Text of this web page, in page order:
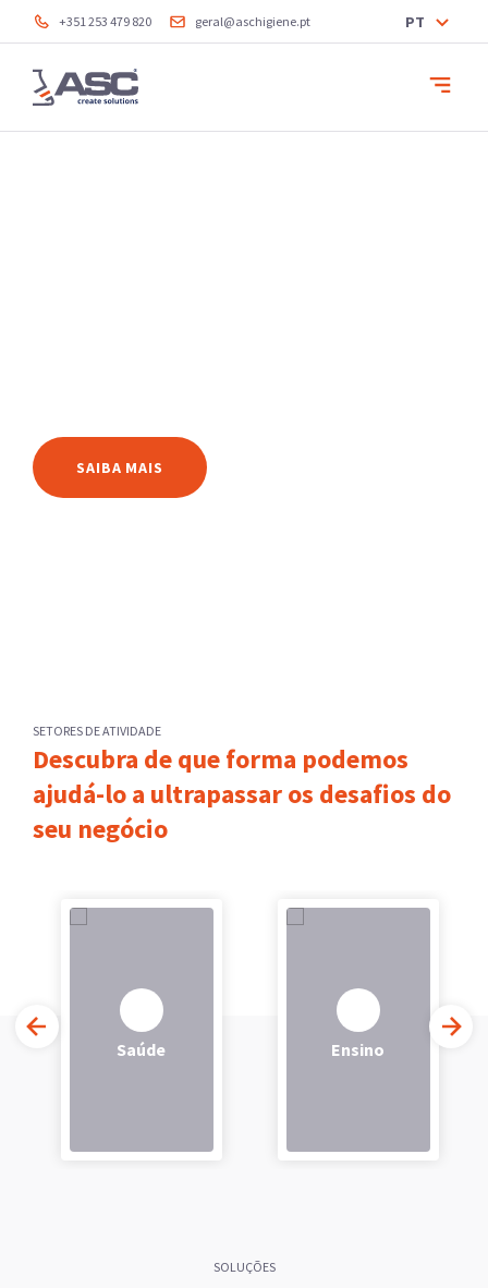
+351 253 479 820 geral@aschigiene.pt PT
SAIBA MAIS
SETORES DE ATIVIDADE
Descubra de que forma podemos
ajudá-lo a ultrapassar os desafios do
seu negócio
Saúde Ensino
SOLUÇÕES